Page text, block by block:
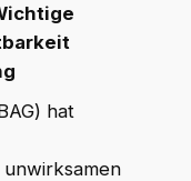
hat